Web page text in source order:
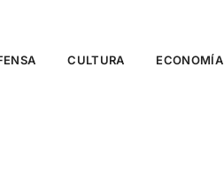
CULTURA ECONOMÍA